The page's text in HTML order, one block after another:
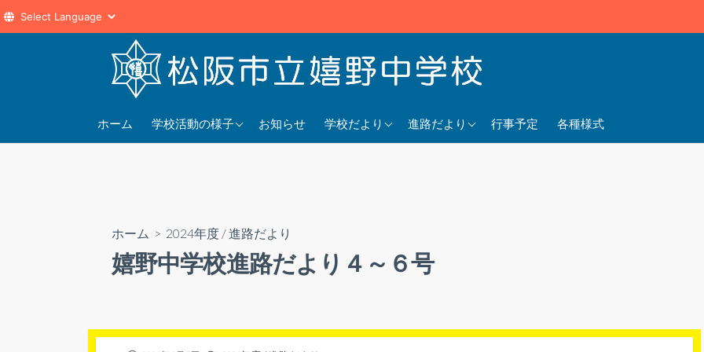
へ
ホーム 学校活動の様子
2025年度
お知らせ 学校だより
2025年度
進路だより
2025年度
行事予定 各種様式
ホーム > 2024年度 /進路だより
嬉野中学校進路だより４～６号